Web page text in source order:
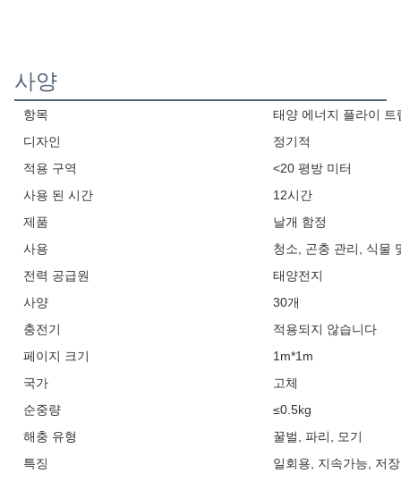
사양
항목
태양 에너지 플라이 트
디자인
정기적
적용 구역
<20 평방 미터
사용 된 시간
12시간
제품
날개 함정
사용
청소, 곤충 관리, 식물
전력 공급원
태양전지
사양
30개
충전기
적용되지 않습니다
페이지 크기
1m*1m
국가
고체
순중량
≤0.5kg
해충 유형
꿀벌, 파리, 모기
특징
일회용, 지속가능, 저장